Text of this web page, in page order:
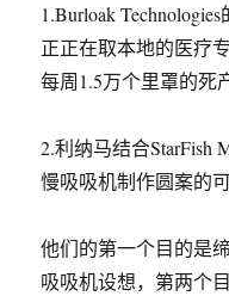
1.Burloak
正正在取本地的医疗
每周1.5万个里罩的死
2.利纳马结合
慢吸吸机制作圆案的可
他们的第一个目的是
吸吸机设想，第两个